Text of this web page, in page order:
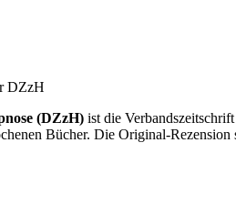
DZzH
(DZzH) ist die
Bücher. Die Original-